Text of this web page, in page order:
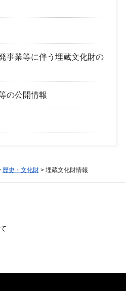
事業等に伴う埋蔵文化財の
の公開情報
歴史・文化財 > 埋蔵文化財情報